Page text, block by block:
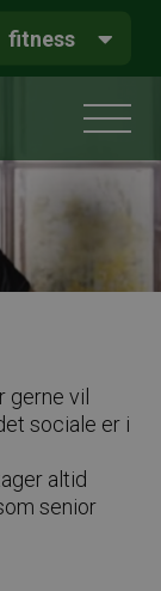
fitness
gerne vil
sociale er i
altid
senior